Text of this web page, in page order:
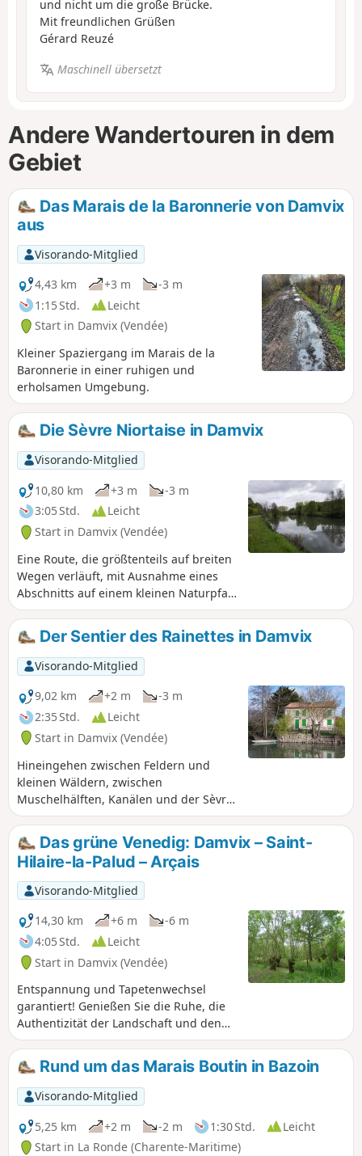
und nicht um die große Brücke.
Mit freundlichen Grüßen
Gérard Reuzé
Maschinell übersetzt
Andere Wandertouren in dem
Gebiet
Das Marais de la Baronnerie von Damvix
aus
Visorando-Mitglied
4,43 km
+3 m
-3 m
1:15 Std.
Leicht
Start in Damvix (Vendée)
Kleiner Spaziergang im Marais de la
Baronnerie in einer ruhigen und
erholsamen Umgebung.
Die Sèvre Niortaise in Damvix
Visorando-Mitglied
10,80 km
+3 m
-3 m
3:05 Std.
Leicht
Start in Damvix (Vendée)
Eine Route, die größtenteils auf breiten
Wegen verläuft, mit Ausnahme eines
Abschnitts auf einem kleinen Naturpfad
und der Rückweg am Ufer der Sèvre
Niortaise entlang.
Der Sentier des Rainettes in Damvix
Visorando-Mitglied
9,02 km
+2 m
-3 m
2:35 Std.
Leicht
Start in Damvix (Vendée)
Hineingehen zwischen Feldern und
kleinen Wäldern, zwischen
Muschelhälften, Kanälen und der Sèvre
Niortaise führt eine für alle zugängliche
Rundwanderung am Start des Hafens
von Damvix.Auf der Strecke gibt es
einige schöne Picknickplätze und in
Bazoin und Damvix sogar kleine
Restaurants am Wasser, wo man sich
stärken kann. Diese Tour kann man mit
einem Boot auf der Sèvre Niortaise
weitergehen (Verleih im Hafen von
Damvix). Man begegnet Fischern,
Schwänen, Kühen und Enten und hört
die Laubfrösche.
Das grüne Venedig: Damvix – Saint-
Hilaire-la-Palud – Arçais
Visorando-Mitglied
14,30 km
+6 m
-6 m
4:05 Std.
Leicht
Start in Damvix (Vendée)
Entspannung und Tapetenwechsel
garantiert! Genießen Sie die Ruhe, die
Authentizität der Landschaft und den
Reichtum der Fauna und Flora. Das
Marais Poitevin, wegen seines
touristischen Teils auch „Grünes
Venedig” genannt, ist ein weitläufiges
Gebiet aus Wasser und Grün, in dem
Naturliebhaber entlang der 400 km
langen Kanäle Ruhe und Frieden finden.
Rund um das Marais Boutin in Bazoin
Visorando-Mitglied
5,25 km
+2 m -2 m 1:30 Std.
Leicht
Start in La Ronde (Charente-Maritime)